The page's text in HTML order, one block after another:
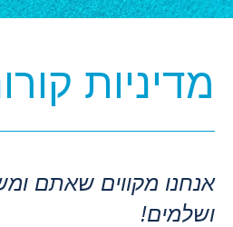
מומחיות
ללמוד עוד בנושא
הכירו את היכטה לפני
סרטוני וידאו אמיתיים
מדיניות
אנחנו מקווים שאתם
ושלמים!